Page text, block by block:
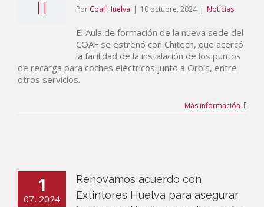
Por Coaf Huelva | 10 octubre, 2024 | Noticias
El Aula de formación de la nueva sede del
COAF se estrenó con Chitech, que acercó
la facilidad de la instalación de los puntos
de recarga para coches eléctricos junto a Orbis, entre
otros servicios.
Más información
1
07, 2024
Renovamos acuerdo con
Extintores Huelva para asegurar